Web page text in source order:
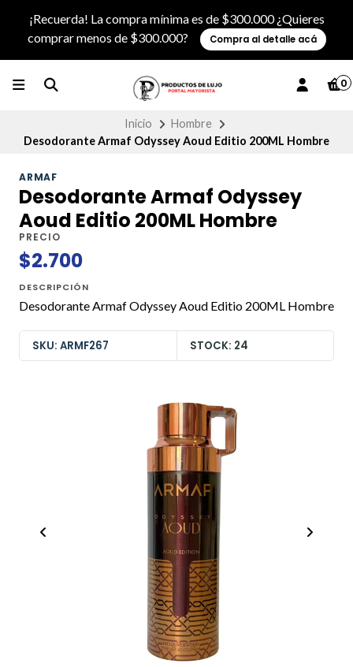
¡Recuerda! La compra mínima es de $300.000 ¿Quieres
comprar menos de $300.000?
Compra al detalle acá
0
Inicio
Hombre
Desodorante Armaf Odyssey Aoud Editio 200ML Hombre
ARMAF
Desodorante Armaf Odyssey
Aoud Editio 200ML Hombre
PRECIO
$2.700
DESCRIPCIÓN
Desodorante Armaf Odyssey Aoud Editio 200ML Hombre
SKU: ARMF267 STOCK: 24